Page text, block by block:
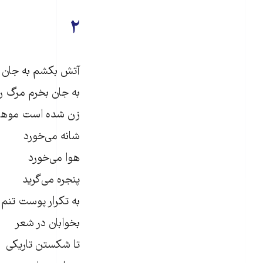
۲
آتش بکشم به جان
به جان بخرم مرگ
زن شده است
شانه می‌خورد
هوا می‌خورد
پنجره می‌گرید
به تکرار پوست
بخوابان در شعر
تا شکستن تاریکی